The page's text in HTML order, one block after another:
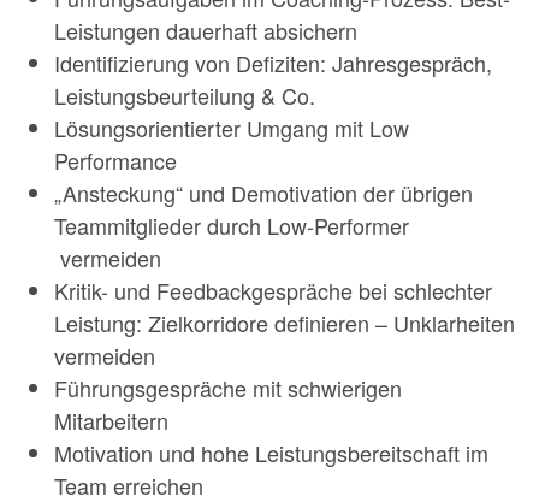
Leistungen dauerhaft absichern
Identifizierung von Defiziten: Jahresgespräch,
Leistungsbeurteilung & Co.
Lösungsorientierter Umgang mit Low
Performance
„Ansteckung“ und Demotivation der übrigen
Teammitglieder durch Low-Performer
vermeiden
Kritik- und Feedbackgespräche bei schlechter
Leistung: Zielkorridore definieren – Unklarheiten
vermeiden
Führungsgespräche mit schwierigen
Mitarbeitern
Motivation und hohe Leistungsbereitschaft im
Team erreichen